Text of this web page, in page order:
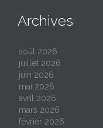
Archives
août 2026
juillet 2026
juin 2026
mai 2026
avril 2026
mars 2026
février 2026